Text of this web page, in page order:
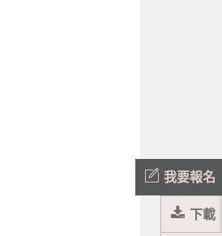
我要報名
下載